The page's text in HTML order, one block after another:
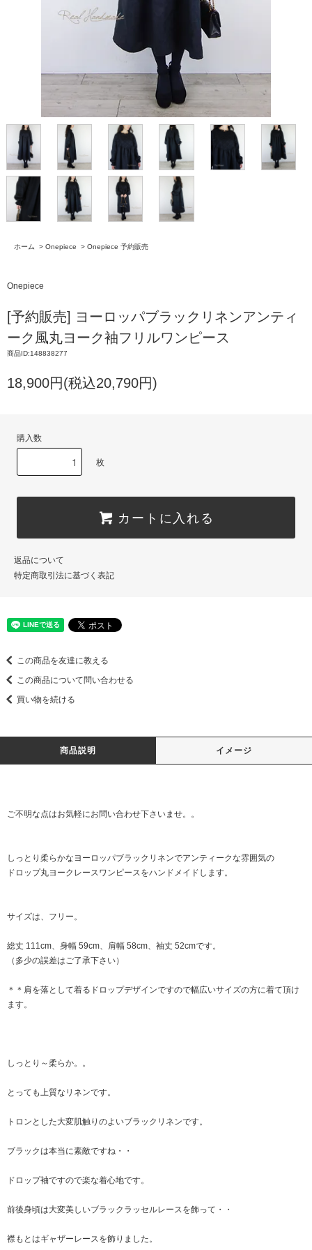
ホーム > Onepiece > Onepiece 予約販売
Onepiece
[予約販売] ヨーロッパブラックリネンアンティ
ーク風丸ヨーク袖フリルワンピース
商品ID:148838277
18,900円(税込20,790円)
購入数
枚
カートに入れる
返品について
特定商取引法に基づく表記
この商品を友達に教える
この商品について問い合わせる
買い物を続ける
商品説明 イメージ
ご不明な点はお気軽にお問い合わせ下さいませ。。
しっとり柔らかなヨーロッパブラックリネンでアンティークな雰囲気の
ドロップ丸ヨークレースワンピースをハンドメイドします。
サイズは、フリー。
総丈 111cm、身幅 59cm、肩幅 58cm、袖丈 52cmです。
（多少の誤差はご了承下さい）
＊＊肩を落として着るドロップデザインですので幅広いサイズの方に着て頂け
ます。
しっとり～柔らか。。
とっても上質なリネンです。
トロンとした大変肌触りのよいブラックリネンです。
ブラックは本当に素敵ですね・・
ドロップ袖ですので楽な着心地です。
前後身頃は大変美しいブラックラッセルレースを飾って・・
襟もとはギャザーレースを飾りました。